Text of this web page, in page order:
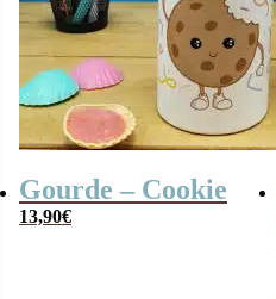
Gourde – Cookie
13,90€